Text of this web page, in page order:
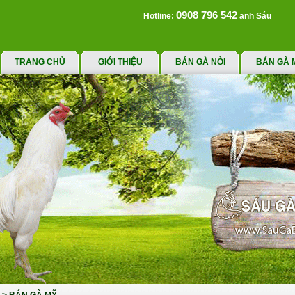
Hotline: 0908 796 542 anh Sáu
TRANG CHỦ GIỚI THIỆU BÁN GÀ NÒI BÁN GÀ